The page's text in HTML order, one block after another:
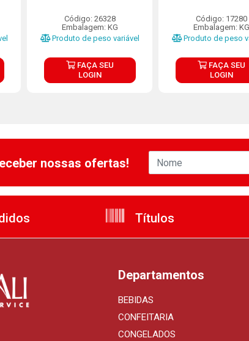
Código: 26328
Embalagem: KG
Produto de peso variável
FAÇA SEU
LOGIN
Código: 17280
Embalagem: KG
Produto de peso
FAÇA SEU
LOGIN
nossas ofertas!
Títulos
Departamentos
BEBIDAS
CONFEITARIA
CONGELADOS